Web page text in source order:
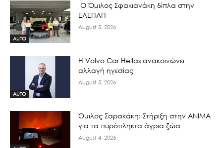
AUTO
Ο Όμιλος Σφακιανάκη δίπλα στην
ΕΛΕΠΑΠ
August 5, 2026
AUTO
H Volvo Car Hellas ανακοινώνει
αλλαγή ηγεσίας
August 5, 2026
Όμιλος Σαρακάκη: Στήριξη στην ΑΝΙΜΑ
για τα πυρόπληκτα άγρια ζώα
August 4, 2026